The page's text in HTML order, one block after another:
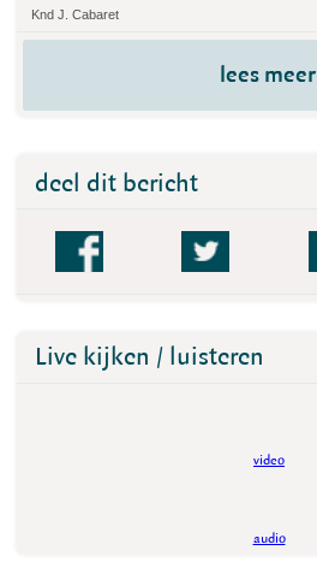
Knd J. Cabaret
lees meer
deel dit bericht
Live kijken / luisteren
video
audio